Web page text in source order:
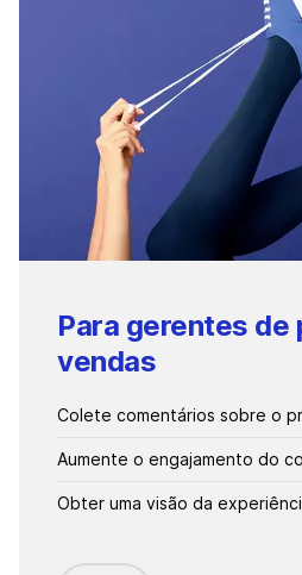
Para gerentes de
vendas
Colete comentários sobre o
Aumente o engajamento do
Obter uma visão da